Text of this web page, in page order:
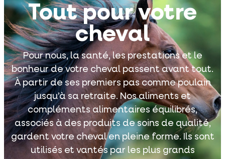
Tout pour votre
cheval
Pour nous, la santé, les prestations et le
bonheur de votre cheval passent avant tout.
À partir de ses premiers pas comme poulain
jusqu’à sa retraite. Nos aliments et
compléments alimentaires équilibrés,
associés à des produits de soins de qualité,
gardent votre cheval en pleine forme. Ils sont
utilisés et vantés par les plus grands